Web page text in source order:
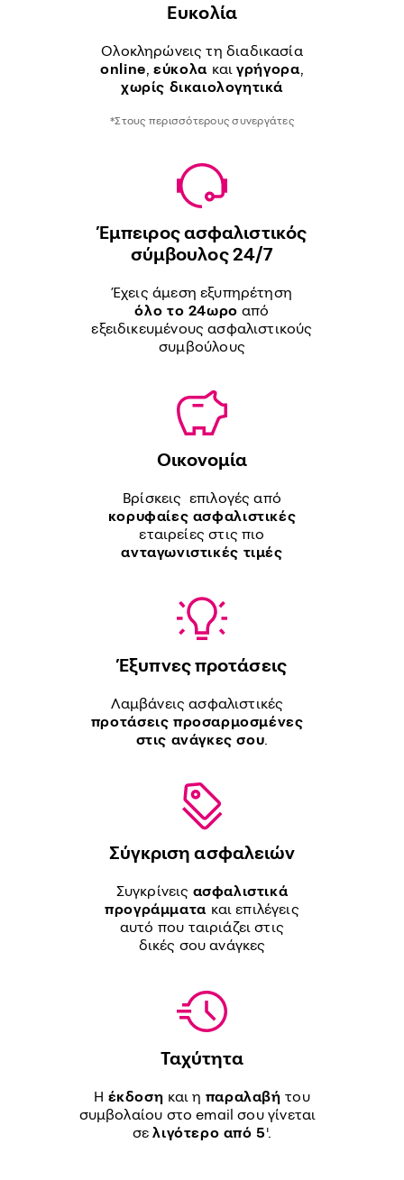
Ευκολία
Ολοκληρώνεις τη διαδικασία
online,εύκολα καιγρήγορα,
χωρίς δικαιολογητικά
*Στους περισσότερους συνεργάτες
Έμπειρος ασφαλιστικός
σύμβουλος 24/7
Έχεις άμεση εξυπηρέτηση
όλο το 24ωρο από
εξειδικευμένους ασφαλιστικούς
συμβούλους
Οικονομία
Βρίσκεις επιλογές από
κορυφαίες ασφαλιστικές
εταιρείες στις πιο
ανταγωνιστικές τιμές
Έξυπνες προτάσεις
Λαμβάνεις ασφαλιστικές
προτάσεις προσαρμοσμένες
στις ανάγκες σου.
Σύγκριση ασφαλειών
Συγκρίνεις ασφαλιστικά
προγράμματα και επιλέγεις
αυτό που ταιριάζει στις
δικές σου ανάγκες
Ταχύτητα
Η έκδοση και η παραλαβήτου
συμβολαίου στο email σου γίνεται
σελιγότερο από 5'.